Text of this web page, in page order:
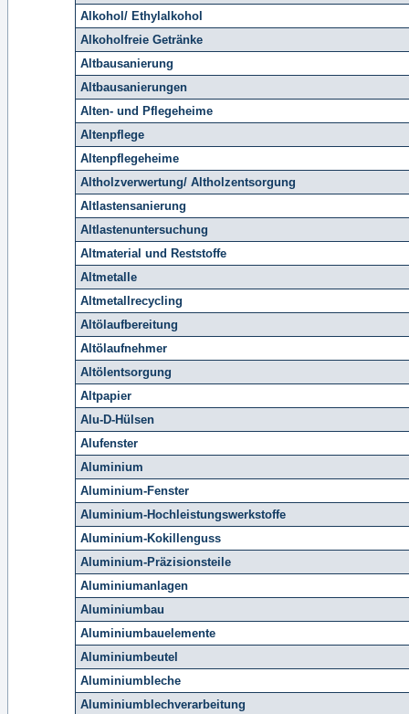
Alkohol/ Ethylalkohol
Alkoholfreie Getränke
Altbausanierung
Altbausanierungen
Alten- und Pflegeheime
Altenpflege
Altenpflegeheime
Altholzverwertung/ Altholzentsorgung
Altlastensanierung
Altlastenuntersuchung
Altmaterial und Reststoffe
Altmetalle
Altmetallrecycling
Altölaufbereitung
Altölaufnehmer
Altölentsorgung
Altpapier
Alu-D-Hülsen
Alufenster
Aluminium
Aluminium-Fenster
Aluminium-Hochleistungswerkstoffe
Aluminium-Kokillenguss
Aluminium-Präzisionsteile
Aluminiumanlagen
Aluminiumbau
Aluminiumbauelemente
Aluminiumbeutel
Aluminiumbleche
Aluminiumblechverarbeitung